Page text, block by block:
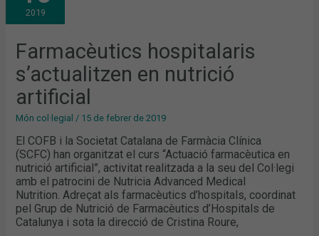
2019
Farmacèutics hospitalaris
s’actualitzen en nutrició
artificial
Món col·legial / 15 de febrer de 2019
El COFB i la Societat Catalana de Farmàcia Clínica
(SCFC) han organitzat el curs “Actuació farmacèutica en
nutrició artificial”, activitat realitzada a la seu del Col·legi
amb el patrocini de Nutricia Advanced Medical
Nutrition. Adreçat als farmacèutics d’hospitals, coordinat
pel Grup de Nutrició de Farmacèutics d’Hospitals de
Catalunya i sota la direcció de Cristina Roure,
NUTRICIÓ
ARTIFICIAL